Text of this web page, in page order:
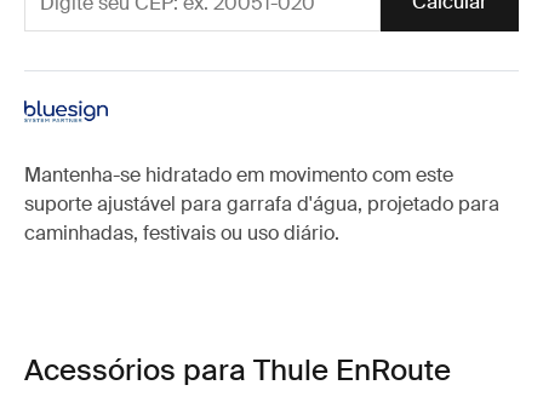
Mantenha-se hidratado em movimento com este
suporte ajustável para garrafa d'água, projetado para
caminhadas, festivais ou uso diário.
Acessórios para Thule EnRoute